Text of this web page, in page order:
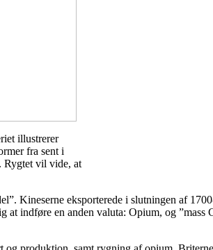
illustrerer
fra sent i
Rygtet vil vide, at
Kineserne eksporterede i slutningen af
at indføre en anden valuta: Opium, og